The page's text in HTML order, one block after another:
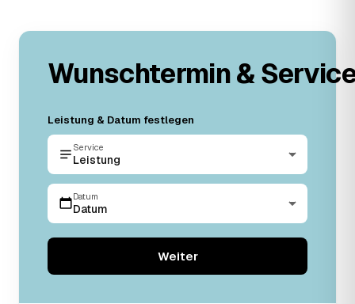
Wunschtermin &
Leistung & Datum festlegen
Service
Leistung
Datum
Datum
Weiter